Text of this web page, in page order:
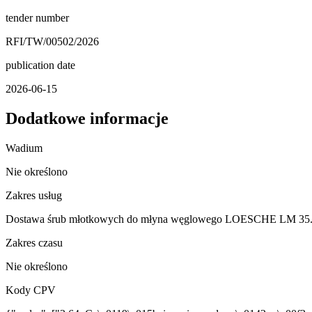
tender number
RFI/TW/00502/2026
publication date
2026-06-15
Dodatkowe informacje
Wadium
Nie określono
Zakres usług
Dostawa śrub młotkowych do młyna węglowego LOESCHE LM
Zakres czasu
Nie określono
Kody CPV